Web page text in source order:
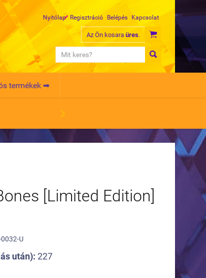
Nyitólap Regisztráció Belépés Kapcsolat
Az Ön kosara üres.


termékek ➡

[Limited Edition]
U
után): 227